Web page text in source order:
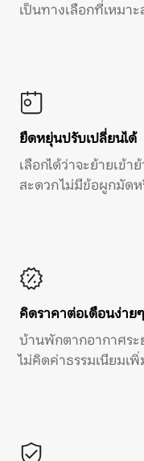
เป็นทางเลือกที่เหมา
ยืดหยุ่นปรับเปลี่ยนได้
เลือกได้ว่าจะย้ายเข้
สะดวก ไม่มีข้อผูกมัดห
คิดราคาต่อเดือนง่าย
บ้านพักตากอากาศระ
ไม่คิดค่าธรรมเนียมเพิ่